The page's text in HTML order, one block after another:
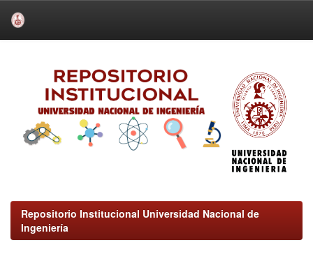
Repositorio Institucional Universidad Nacional de
Ingeniería